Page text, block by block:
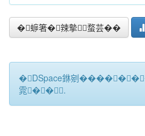
�蝷箸�辣摰蝥芸��
�DSpace銝剜
雿��.